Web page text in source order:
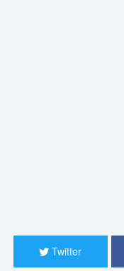
Twitter